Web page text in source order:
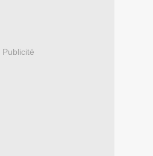
Publicité